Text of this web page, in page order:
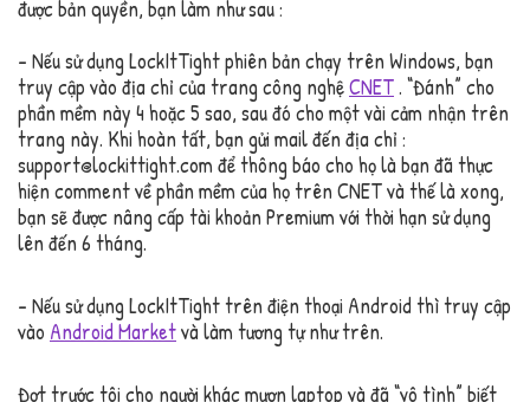
được bản quyền, bạn làm như sau :
– Nếu sử dụng LockItTight phiên bản chạy trên Windows, bạn
truy cập vào địa chỉ của trang công nghệCNET. “Đánh” cho
phần mềm này 4 hoặc 5 sao, sau đó cho một vài cảm nhận trên
trang này. Khi hoàn tất, bạn gửi mail đến địa chỉ :
support@lockittight.com để thông báo cho họ là bạn đã thực
hiện comment về phần mềm của họ trên CNET và thế là xong,
bạn sẽ được nâng cấp tài khoản Premium với thời hạn sử dụng
lên đến 6 tháng.
– Nếu sử dụng LockItTight trên điện thoại Android thì truy cập
vào Android Marketvà làm tương tự như trên.
Đợt trước tôi cho người khác mượn laptop và đã “vô tình” biết